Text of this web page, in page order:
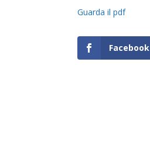
Guarda il pdf
Facebook